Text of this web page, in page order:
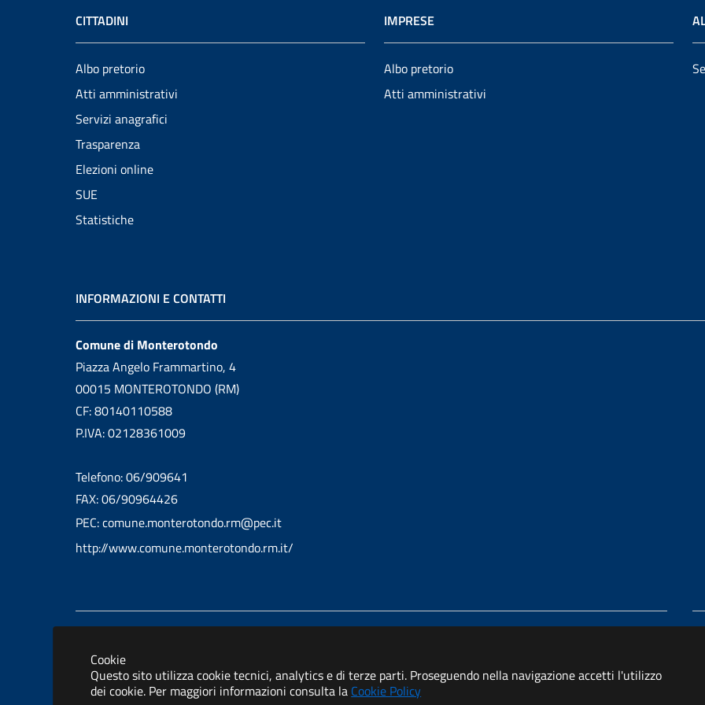
Cookie
Questo sito utilizza cookie tecnici, analytics e di terze parti. Proseguendo nella navigazione accetti l'utilizzo
dei cookie. Per maggiori informazioni consulta la Cookie Policy
CITTADINI
Albo pretorio
Atti amministrativi
Servizi anagrafici
Trasparenza
Elezioni online
SUE
Statistiche
IMPRESE
Albo pretorio
Atti amministrativi
INFORMAZIONI E CONTATTI
Comune di Monterotondo
Piazza Angelo Frammartino, 4
00015 MONTEROTONDO (RM)
CF: 80140110588
P.IVA: 02128361009
Telefono: 06/909641
FAX: 06/90964426
PEC: comune.monterotondo.rm@pec.it
http://www.comune.monterotondo.rm.it/